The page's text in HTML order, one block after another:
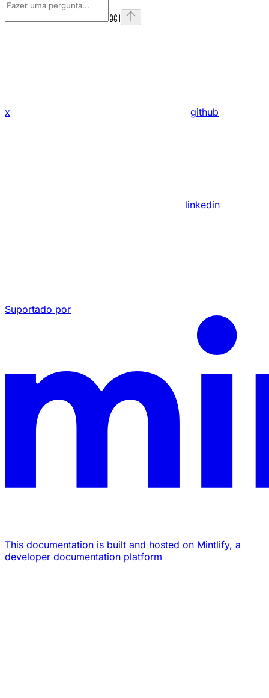
⌘I
x github
linkedin
Suportado por
This documentation is built and hosted on Mintlify, a
developer documentation platform